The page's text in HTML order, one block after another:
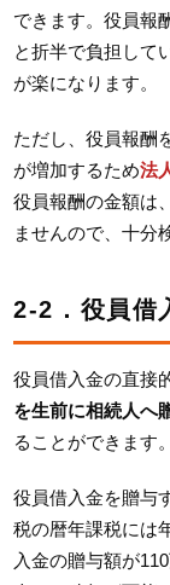
できます。役員報
と折半で負担して
が楽になります。
ただし、役員報酬
が増加するため法
役員報酬の金額は
ませんので、十分
2-2．役員借
役員借入金の直接
を生前に相続人へ
ることができます。
役員借入金を贈与
税の暦年課税には
入金の贈与額が